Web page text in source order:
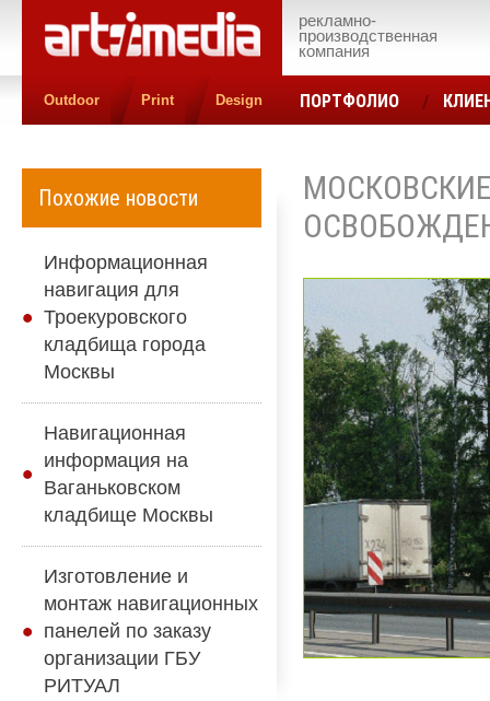
рекламно-
производственная
компания
Outdoor Print Design ПОРТФОЛИО
Похожие новости
Информационная
навигация для
Троекуровского
кладбища города
Москвы
Навигационная
информация на
Ваганьковском
кладбище Москвы
Изготовление и
монтаж навигационных
панелей по заказу
организации ГБУ
РИТУАЛ